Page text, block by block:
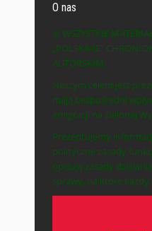
O nas
© WSZYSTKIE
„POLSKA-IE”
AUTORSKIM.
Naszym celem jest
mają bezpośredni
emigracji na Zielonej
Prezentujemy
polityczne zasady
opisują zasady
sprawy, na które każdy